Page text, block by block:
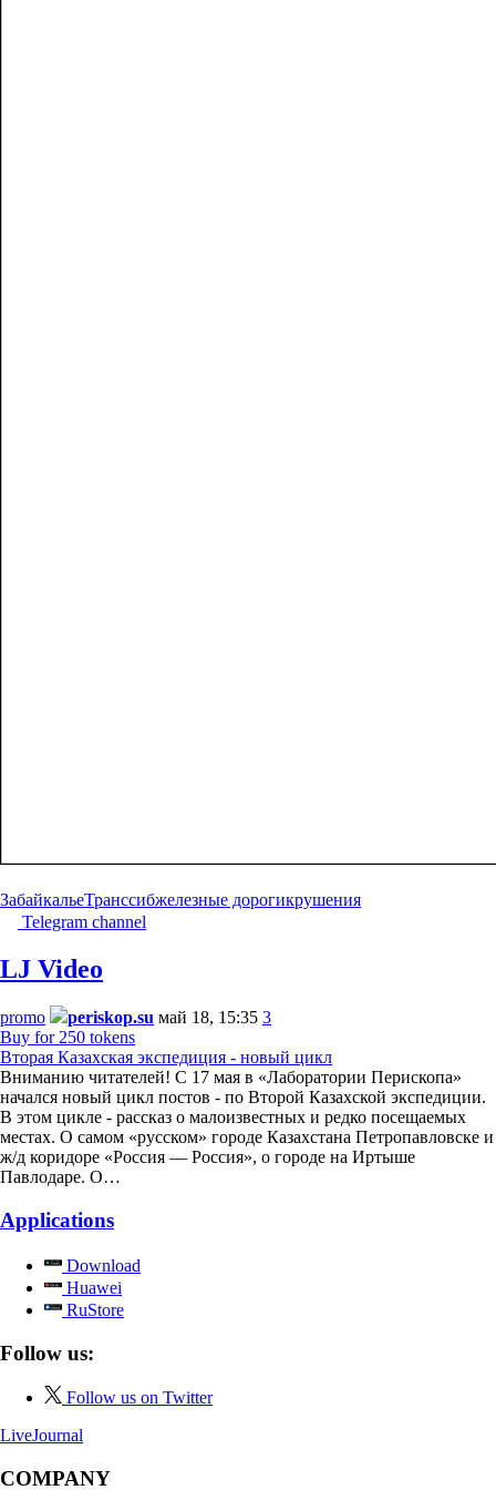
ЗабайкальеТранссибжелезные дорогикрушения
Telegram channel
LJ Video
promo periskop.su май 18, 15:35 3
Buy for 250 tokens
Вторая Казахская экспедиция - новый цикл
Вниманию читателей! С 17 мая в «Лаборатории Перископа»
начался новый цикл постов - по Второй Казахской экспедиции.
В этом цикле - рассказ о малоизвестных и редко посещаемых
местах. О самом «русском» городе Казахстана Петропавловске и
ж/д коридоре «Россия — Россия», о городе на Иртыше
Павлодаре. О…
Applications
Download
Huawei
RuStore
Follow us:
Follow us on Twitter
LiveJournal
COMPANY